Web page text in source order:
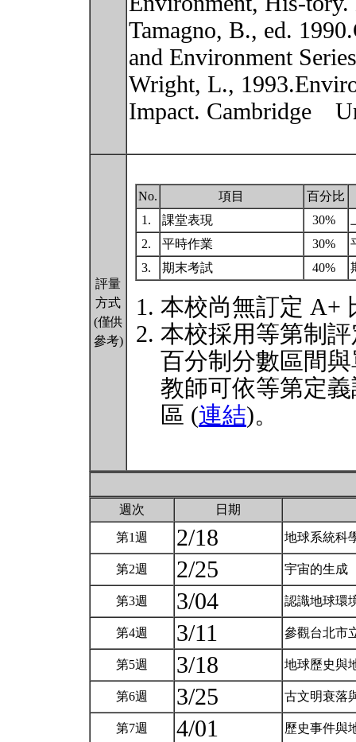
Tamagno, B., ed.
and Environment
Wright, L.,
Impact. Cambridge
評量
方式
(僅供
參考)
No. 項目
百分比
1.
課堂表現 30%
2.
平時作業 30%
3.
期末考試 40%
本校尚無訂定 A+
本校採用等第制
百分制分數區間
教師可依等第定
區 (連結)。
週次 日期
第1週 2/18 地球系統科
第2週 2/25 宇宙的生成
第3週 3/04 認識地球環
第4週 3/11 參觀台北市
第5週 3/18 地球歷史與
第6週 3/25 古文明衰落
第7週 4/01 歷史事件與